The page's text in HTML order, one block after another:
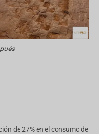
de 27% en el consumo de